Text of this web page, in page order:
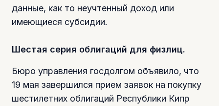
данные, как то неучтенный доход или
имеющиеся субсидии.
Шестая серия облигаций для физлиц.
Бюро управления госдолгом объявило, что
19 мая завершился прием заявок на покупку
шестилетних облигаций Республики Кипр